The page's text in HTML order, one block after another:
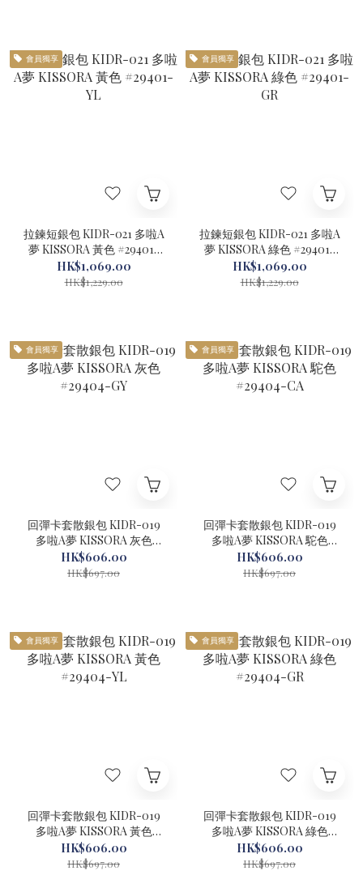
會員獨享
拉鍊短銀包 KIDR-021 多啦A
夢 KISSORA 黃色 #29401-
YL
HK$1,069.00
HK$1,229.00
會員獨享
拉鍊短銀包 KIDR-021 多啦A
夢 KISSORA 綠色 #29401-
GR
HK$1,069.00
HK$1,229.00
會員獨享
回彈卡套散銀包 KIDR-019
多啦A夢 KISSORA 灰色
#29404-GY
HK$606.00
HK$697.00
會員獨享
回彈卡套散銀包 KIDR-019
多啦A夢 KISSORA 駝色
#29404-CA
HK$606.00
HK$697.00
會員獨享
回彈卡套散銀包 KIDR-019
多啦A夢 KISSORA 黃色
#29404-YL
HK$606.00
HK$697.00
會員獨享
回彈卡套散銀包 KIDR-019
多啦A夢 KISSORA 綠色
#29404-GR
HK$606.00
HK$697.00